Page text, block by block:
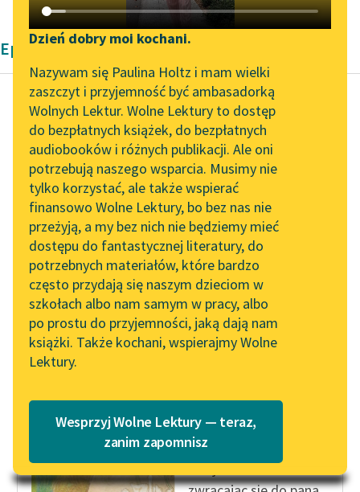
Katalog DAISY
Podkasty o książkach
Zgłoś brak utworu
Aktualności
„Prokurator Alicja Horn”
do słuchania
Byliśmy częścią AI Impact
Lab
Zapraszamy na spotkanie
online z tłumaczkami
literatury skandynawskiej
Spotkanie z Katarzyną
Tunkiel w Oslo
102. lata temu zmarł
Joseph Conrad
Lektury szkolne i klasyka
literatury do słuchania dla
uczennic i uczniów z
Narzędzia
Mapa Wolnych Lektur
Leśmianator
Przewodnik dla piszących i
czytających
API
OAI-PMH
Widget Wolnych Lektur
Przypisy
Katalog w formacie PDF
Dzień dobry moi kochani.
Nazywam się Paulina Holtz i mam wielki
zaszczyt i przyjemność być ambasadorką
Wolnych Lektur. Wolne Lektury to dostęp
do bezpłatnych książek, do bezpłatnych
audiobooków i różnych publikacji. Ale oni
potrzebują naszego wsparcia. Musimy nie
tylko korzystać, ale także wspierać
finansowo Wolne Lektury, bo bez nas nie
przeżyją, a my bez nich nie będziemy mieć
dostępu do fantastycznej literatury, do
potrzebnych materiałów, które bardzo
często przydają się naszym dzieciom w
szkołach albo nam samym w pracy, albo
po prostu do przyjemności, jaką dają nam
książki. Także kochani, wspierajmy Wolne
Lektury.
Wesprzyj Wolne Lektury — teraz,
zanim zapomnisz
Epika Zofii Urbanowskiej
Zofia Urbanowska
Księżniczka
— Dobre, poczciwe
dziecko, jak o nas
obojgu pamiętałaś!
Słyszysz, Marcinie,
Helcia przywiozła dla
ciebie starego...
Czytaj więcej
Księżniczka
— Ojcze — rzekła